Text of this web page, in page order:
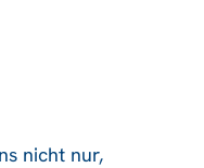
nicht nur,